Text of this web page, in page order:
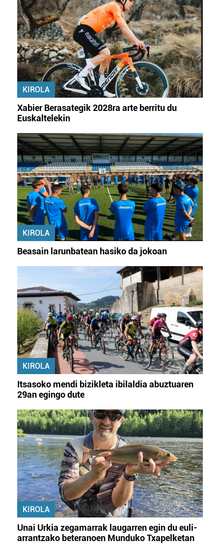
KIROLA
Xabier Berasategik 2028ra arte berritu du
Euskaltelekin
KIROLA
Beasain larunbatean hasiko da jokoan
KIROLA
Itsasoko mendi bizikleta ibilaldia abuztuaren
29an egingo dute
KIROLA
Unai Urkia zegamarrak laugarren egin du euli-
arrantzako beteranoen Munduko Txapelketan